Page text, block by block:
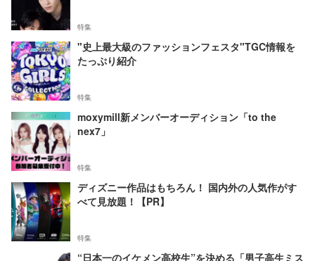
特集
"史上最大級のファッションフェスタ"TGC情報を
たっぷり紹介
特集
moxymill新メンバーオーディション「to the
nex7」
特集
ディズニー作品はもちろん！ 国内外の人気作がす
べて見放題！【PR】
特集
“日本一のイケメン高校生”を決める「男子高生ミス